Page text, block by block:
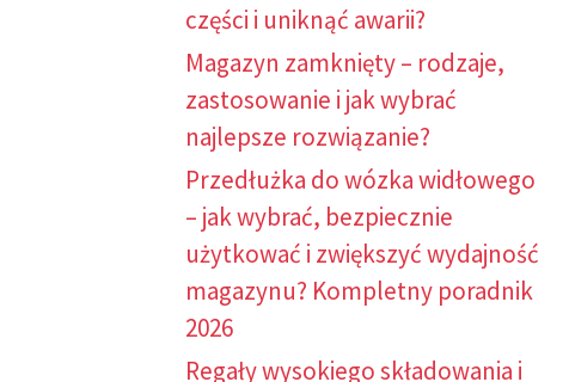
części i uniknąć awarii?
Magazyn zamknięty – rodzaje,
zastosowanie i jak wybrać
najlepsze rozwiązanie?
Przedłużka do wózka widłowego
– jak wybrać, bezpiecznie
użytkować i zwiększyć wydajność
magazynu? Kompletny poradnik
2026
Regały wysokiego składowania i